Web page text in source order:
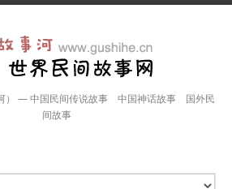
） — 中国民间传说故事 中国神话故事 国外民
间故事